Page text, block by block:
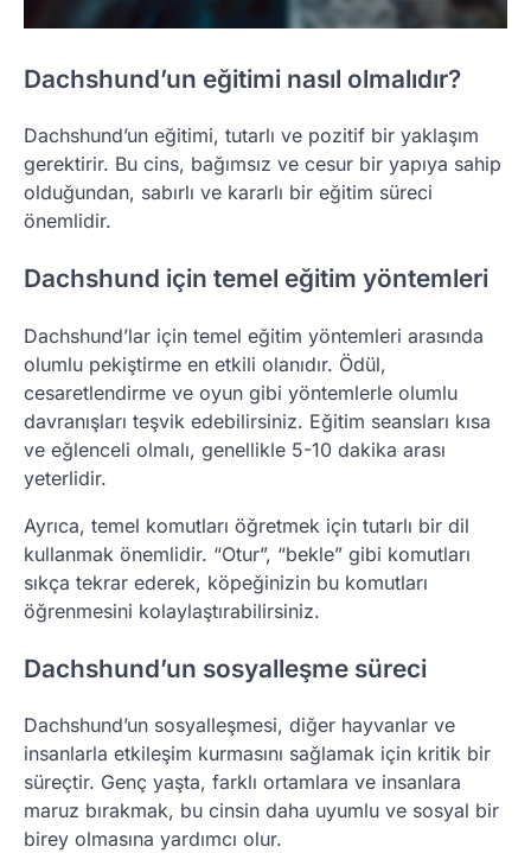
Dachshund’un eğitimi nasıl olmalıdır?
Dachshund’un eğitimi, tutarlı ve pozitif bir yaklaşım
gerektirir. Bu cins, bağımsız ve cesur bir yapıya sahip
olduğundan, sabırlı ve kararlı bir eğitim süreci
önemlidir.
Dachshund için temel eğitim yöntemleri
Dachshund’lar için temel eğitim yöntemleri arasında
olumlu pekiştirme en etkili olanıdır. Ödül,
cesaretlendirme ve oyun gibi yöntemlerle olumlu
davranışları teşvik edebilirsiniz. Eğitim seansları kısa
ve eğlenceli olmalı, genellikle 5-10 dakika arası
yeterlidir.
Ayrıca, temel komutları öğretmek için tutarlı bir dil
kullanmak önemlidir. “Otur”, “bekle” gibi komutları
sıkça tekrar ederek, köpeğinizin bu komutları
öğrenmesini kolaylaştırabilirsiniz.
Dachshund’un sosyalleşme süreci
Dachshund’un sosyalleşmesi, diğer hayvanlar ve
insanlarla etkileşim kurmasını sağlamak için kritik bir
süreçtir. Genç yaşta, farklı ortamlara ve insanlara
maruz bırakmak, bu cinsin daha uyumlu ve sosyal bir
birey olmasına yardımcı olur.